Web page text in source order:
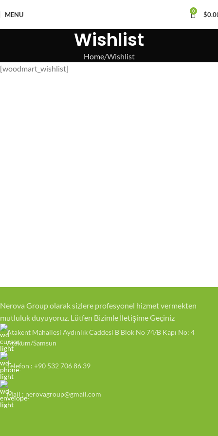
MENU 0 $
Wishlist
Home Wishlist
[woodmart_wishlist]
Nerova Group olarak sizlere profesyonel hizmet vermekten
mutluluk duyuyoruz. Lütfen Bizimle İletişime Geçiniz
Atakent Mahallesi Aydınlık Caddesi B Blok No 74/B Kapı No: 4
Atakum/Samsun
Telefon : +90 532 706 86 39
Mail : nerovagroup@gmail.com